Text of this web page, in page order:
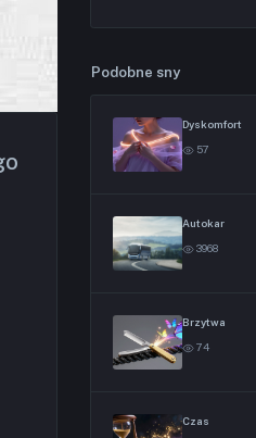
Podobne sny
Dyskomfort
57
Autokar
3968
Brzytwa
74
Czas